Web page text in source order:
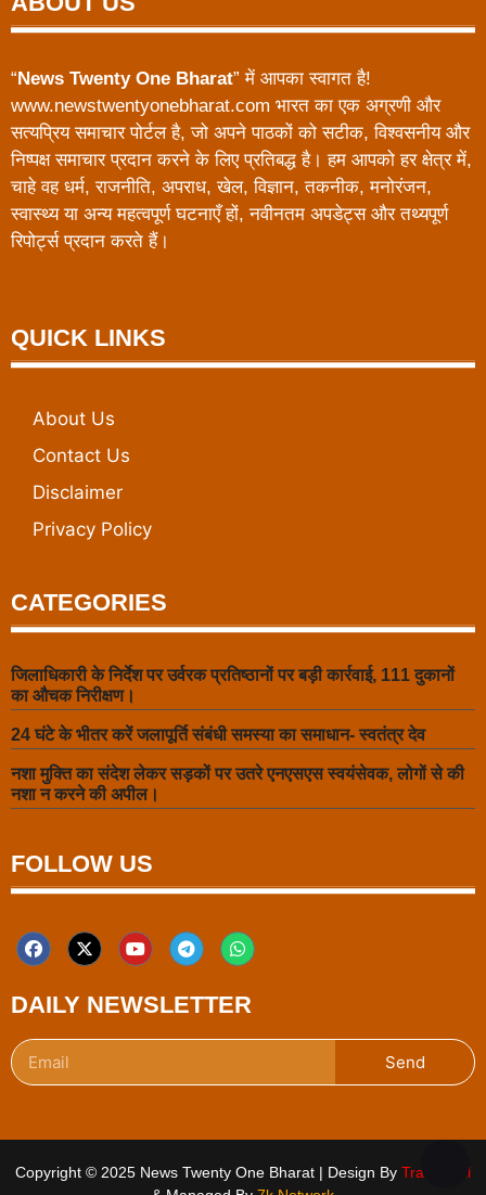
“ News Twenty One Bharat” में आपका स्वागत है!
www.newstwentyonebharat.com भारत का एक अग्रणी और
सत्यप्रिय समाचार पोर्टल है, जो अपने पाठकों को सटीक, विश्वसनीय और
निष्पक्ष समाचार प्रदान करने के लिए प्रतिबद्ध है। हम आपको हर क्षेत्र में,
चाहे वह धर्म, राजनीति, अपराध, खेल, विज्ञान, तकनीक, मनोरंजन,
स्वास्थ्य या अन्य महत्वपूर्ण घटनाएँ हों, नवीनतम अपडेट्स और तथ्यपूर्ण
रिपोर्ट्स प्रदान करते हैं।
QUICK LINKS
About Us
Contact Us
Disclaimer
Privacy Policy
CATEGORIES
जिलाधिकारी के निर्देश पर उर्वरक प्रतिष्ठानों पर बड़ी कार्रवाई, 111 दुकानों
का औचक निरीक्षण।
24 घंटे के भीतर करें जलापूर्ति संबंधी समस्या का समाधान- स्वतंत्र देव
नशा मुक्ति का संदेश लेकर सड़कों पर उतरे एनएसएस स्वयंसेवक, लोगों से की
नशा न करने की अपील।
FOLLOW US
DAILY NEWSLETTER
Send
Copyright © 2025 News Twenty One Bharat | Design By Traffic Tail